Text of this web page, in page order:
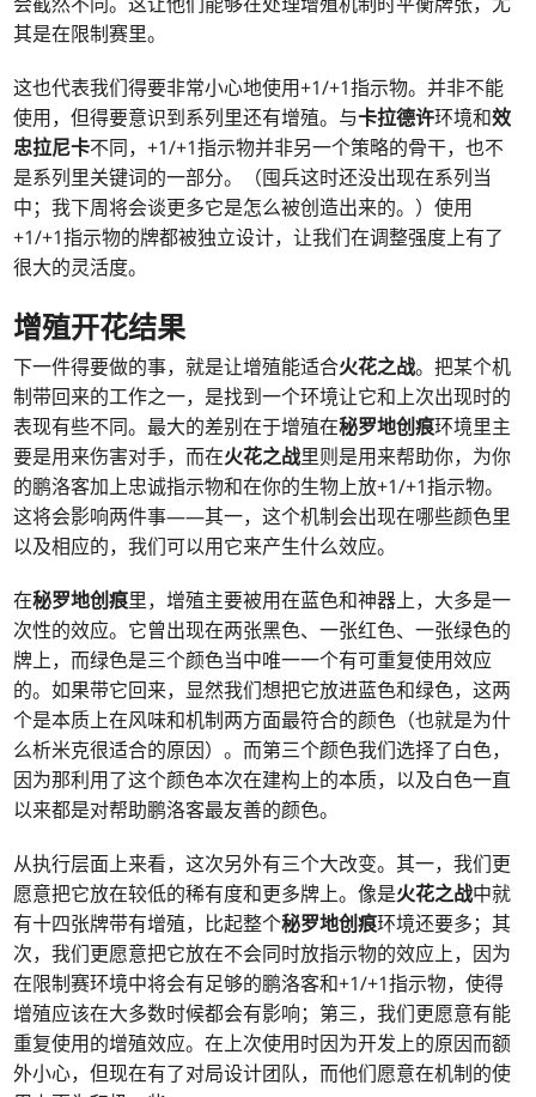
其是在限制赛里。
这也代表我们得要非常小心地使用+1/+1指示物。并非不能
使用，但得要意识到系列里还有增殖。与卡拉德许环境和效
忠拉尼卡不同，+1/+1指示物并非另一个策略的骨干，也不
是系列里关键词的一部分。（囤兵这时还没出现在系列当
中；我下周将会谈更多它是怎么被创造出来的。）使用
+1/+1指示物的牌都被独立设计，让我们在调整强度上有了
很大的灵活度。
增殖开花结果
下一件得要做的事，就是让增殖能适合火花之战。把某个机
制带回来的工作之一，是找到一个环境让它和上次出现时的
表现有些不同。最大的差别在于增殖在秘罗地创痕环境里主
要是用来伤害对手，而在火花之战里则是用来帮助你，为你
的鹏洛客加上忠诚指示物和在你的生物上放+1/+1指示物。
这将会影响两件事——其一，这个机制会出现在哪些颜色里
以及相应的，我们可以用它来产生什么效应。
在秘罗地创痕里，增殖主要被用在蓝色和神器上，大多是一
次性的效应。它曾出现在两张黑色、一张红色、一张绿色的
牌上，而绿色是三个颜色当中唯一一个有可重复使用效应
的。如果带它回来，显然我们想把它放进蓝色和绿色，这两
个是本质上在风味和机制两方面最符合的颜色（也就是为什
么析米克很适合的原因）。而第三个颜色我们选择了白色，
因为那利用了这个颜色本次在建构上的本质，以及白色一直
以来都是对帮助鹏洛客最友善的颜色。
从执行层面上来看，这次另外有三个大改变。其一，我们更
愿意把它放在较低的稀有度和更多牌上。像是火花之战中就
有十四张牌带有增殖，比起整个秘罗地创痕环境还要多；其
次，我们更愿意把它放在不会同时放指示物的效应上，因为
在限制赛环境中将会有足够的鹏洛客和+1/+1指示物，使得
增殖应该在大多数时候都会有影响；第三，我们更愿意有能
重复使用的增殖效应。在上次使用时因为开发上的原因而额
外小心，但现在有了对局设计团队，而他们愿意在机制的使